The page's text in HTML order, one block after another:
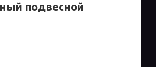
подвесной